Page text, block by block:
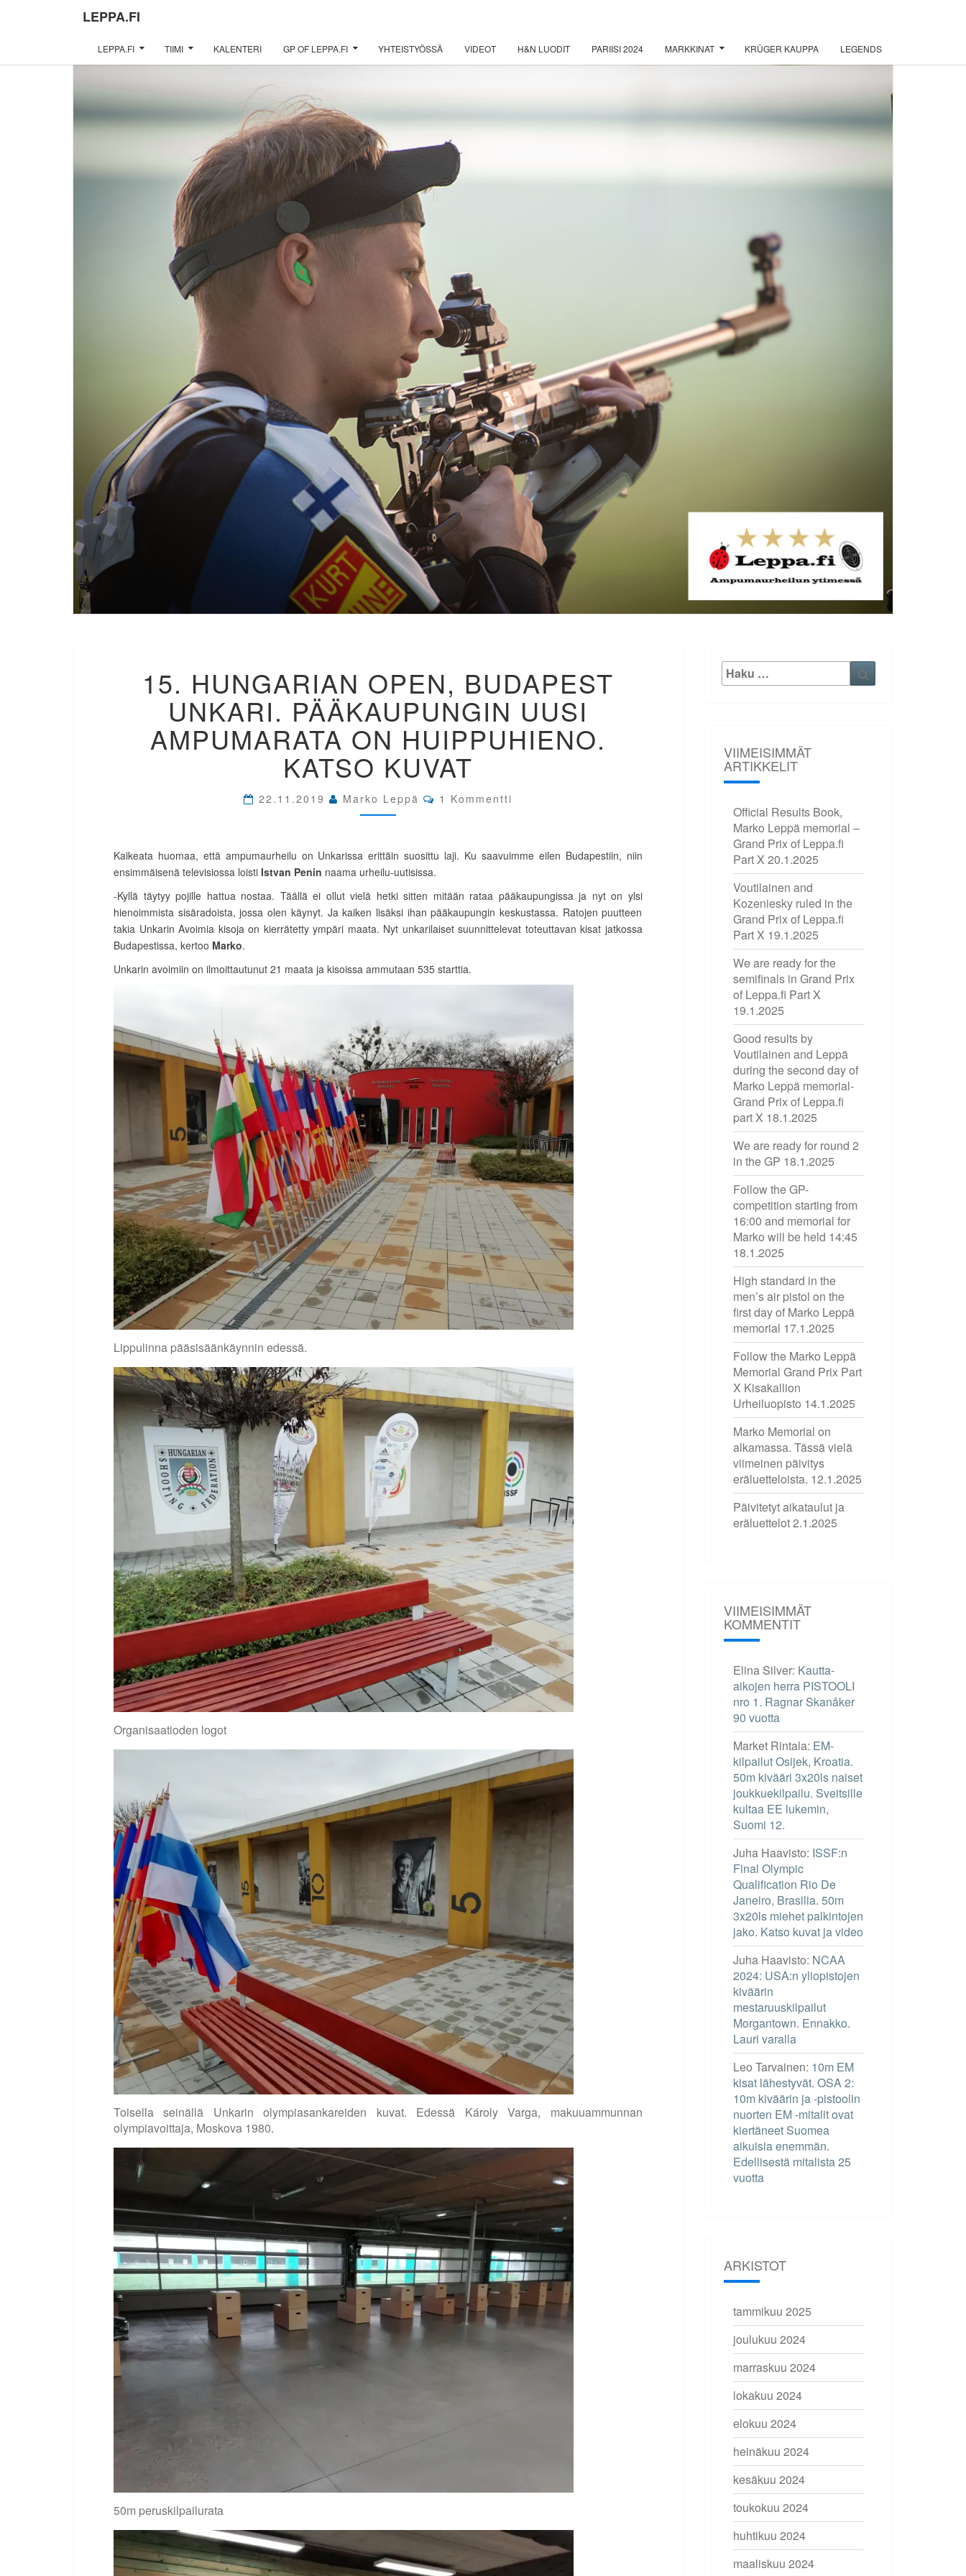
LEPPA.FI
LEPPA.FI TIIMI KALENTERI GP OF LEPPA.FI YHTEISTYÖSSÄ VIDEOT H&N LUODIT PARIISI 2024 MARKKINAT KRÜGER KAUPPA LEGENDS
HUNGARIAN
OPEN,
BUDAPEST
UNKARI.
PÄÄKAUPUNGIN
UUSI
AMPUMARATA
ON
KATSO
KUVAT
15. HUNGARIAN OPEN, BUDAPEST
UNKARI. PÄÄKAUPUNGIN UUSI
AMPUMARATA ON HUIPPUHIENO.
KATSO KUVAT
22.11.2019 Marko Leppä Comments
1 Kommentti
Kaikeata huomaa, että ampumaurheilu on Unkarissa erittäin suosittu laji. Ku saavuimme eilen Budapestiin, niin
ensimmäisenä televisiossa loisti Istvan Penin naama urheilu-uutisissa.
-Kyllä täytyy pojille hattua nostaa. Täällä ei ollut vielä hetki sitten mitään rataa pääkaupungissa ja nyt on ylsi
hienoimmista sisäradoista, jossa olen käynyt. Ja kaiken lisäksi ihan pääkaupungin keskustassa. Ratojen puutteen
takia Unkarin Avoimia kisoja on kierrätetty ympäri maata. Nyt unkarilaiset suunnittelevat toteuttavan kisat jatkossa
Budapestissa, kertoo Marko.
Unkarin avoimiin on ilmoittautunut 21 maata ja kisoissa ammutaan 535 starttia.
Lippulinna pääsisäänkäynnin edessä.
Organisaatioden logot
Toisella seinällä Unkarin olympiasankareiden kuvat. Edessä Károly Varga, makuuammunnan
olympiavoittaja, Moskova 1980.
50m peruskilpailurata
Etsi:
VIIMEISIMMÄT
ARTIKKELIT
Official Results Book,
Marko Leppä memorial –
Grand Prix of Leppa.fi
Part X 20.1.2025
Voutilainen and
Kozeniesky ruled in the
Grand Prix of Leppa.fi
Part X 19.1.2025
We are ready for the
semifinals in Grand Prix
of Leppa.fi Part X
19.1.2025
Good results by
Voutilainen and Leppä
during the second day of
Marko Leppä memorial-
Grand Prix of Leppa.fi
part X 18.1.2025
We are ready for round 2
in the GP 18.1.2025
Follow the GP-
competition starting from
16:00 and memorial for
Marko will be held 14:45
18.1.2025
High standard in the
men’s air pistol on the
first day of Marko Leppä
memorial 17.1.2025
Follow the Marko Leppä
Memorial Grand Prix Part
X Kisakallion
Urheiluopisto 14.1.2025
Marko Memorial on
alkamassa. Tässä vielä
viimeinen päivitys
eräluetteloista. 12.1.2025
Päivitetyt aikataulut ja
eräluettelot2.1.2025
VIIMEISIMMÄT
KOMMENTIT
Elina Silver: Kautta-
aikojen herra PISTOOLI
nro 1. Ragnar Skanåker
90 vuotta
Market Rintala: EM-
kilpailut Osijek, Kroatia.
50m kivääri 3x20ls naiset
joukkuekilpailu. Sveitsille
kultaa EE lukemin,
Suomi 12.
Juha Haavisto: ISSF:n
Final Olympic
Qualification Rio De
Janeiro, Brasilia. 50m
3x20ls miehet palkintojen
jako. Katso kuvat ja video
Juha Haavisto: NCAA
2024: USA:n yliopistojen
kiväärin
mestaruuskilpailut
Morgantown. Ennakko.
Lauri varalla
Leo Tarvainen: 10m EM
kisat lähestyvät. OSA 2:
10m kiväärin ja -pistoolin
nuorten EM -mitalit ovat
kiertäneet Suomea
aikuisia enemmän.
Edellisestä mitalista 25
vuotta
ARKISTOT
tammikuu 2025
joulukuu 2024
marraskuu 2024
lokakuu 2024
elokuu 2024
heinäkuu 2024
kesäkuu 2024
toukokuu 2024
huhtikuu 2024
maaliskuu 2024